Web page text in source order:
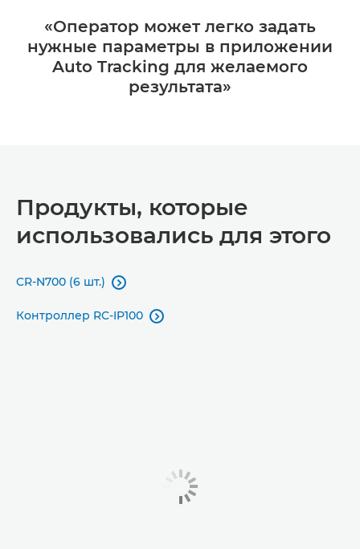
«Оператор может легко задать
нужные параметры в приложении
Auto Tracking для желаемого
результата»
Продукты, которые
использовались для этого
CR-N700 (6 шт.) 
Контроллер RC-IP100 